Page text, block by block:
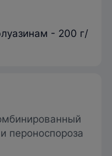
- 200 г/
пероноспороза